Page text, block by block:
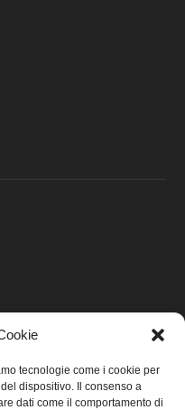
tecnologie come i cookie per
dispositivo. Il consenso a
dati come il comportamento di